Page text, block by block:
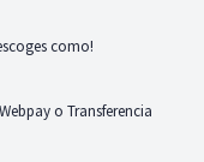
como!
o Transferencia